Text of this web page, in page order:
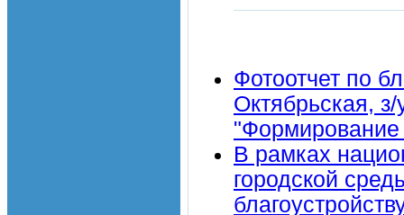
Фотоотчет по
Октябрьская,
"Формирование
В рамках
городской